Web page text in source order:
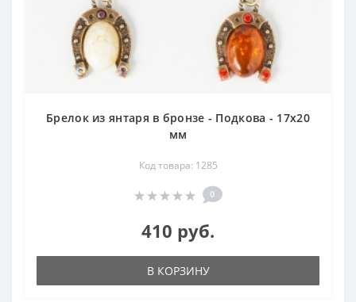
Брелок из янтаря в бронзе - Подкова - 17х20
мм
Код товара: 1285
0
410 руб.
В КОРЗИНУ